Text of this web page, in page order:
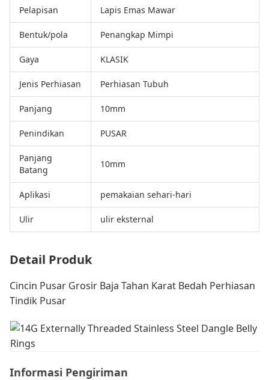
Pelapisan Lapis Emas Mawar
Bentuk/pola Penangkap Mimpi
Gaya KLASIK
Jenis Perhiasan Perhiasan Tubuh
Panjang 10mm
Penindikan PUSAR
Panjang
Batang
10mm
Aplikasi pemakaian sehari-hari
Ulir ulir eksternal
Detail Produk
Cincin Pusar Grosir Baja Tahan Karat Bedah Perhiasan
Tindik Pusar
Informasi Pengiriman